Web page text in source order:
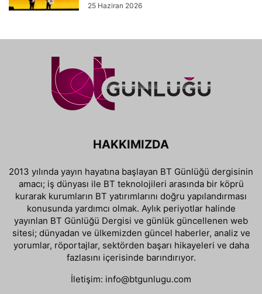
25 Haziran 2026
HAKKIMIZDA
2013 yılında yayın hayatına başlayan BT Günlüğü dergisinin
amacı; iş dünyası ile BT teknolojileri arasında bir köprü
kurarak kurumların BT yatırımlarını doğru yapılandırması
konusunda yardımcı olmak. Aylık periyotlar halinde
yayınlan BT Günlüğü Dergisi ve günlük güncellenen web
sitesi; dünyadan ve ülkemizden güncel haberler, analiz ve
yorumlar, röportajlar, sektörden başarı hikayeleri ve daha
fazlasını içerisinde barındırıyor.
İletişim: info@btgunlugu.com